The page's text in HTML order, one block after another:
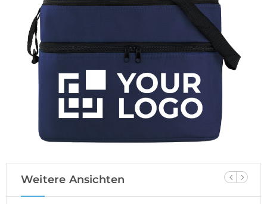
Weitere Ansichten